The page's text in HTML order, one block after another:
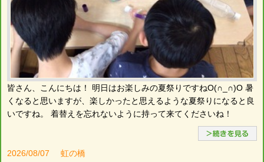
皆さん、こんにちは！ 明日はお楽しみの夏祭りですねO(∩_∩)O 暑
くなると思いますが、楽しかったと思えるような夏祭りになると良
いですね。 着替えを忘れないように持って来てくださいね！
2026/08/07 虹の橋